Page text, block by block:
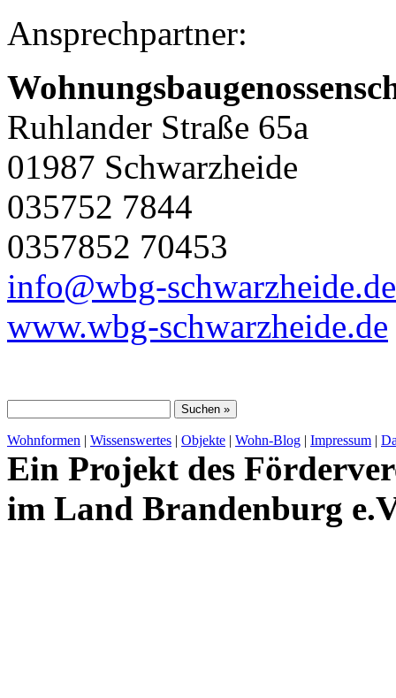
Ansprechpartner:
Ruhlander Straße 65a
01987 Schwarzheide
035752 7844
0357852 70453
info@wbg-schwarzheide.de
www.wbg-schwarzheide.de
Wohnformen | Wissenswertes | Objekte | Wohn-Blog | Impressum |
Ein Projekt des
im Land Brandenburg